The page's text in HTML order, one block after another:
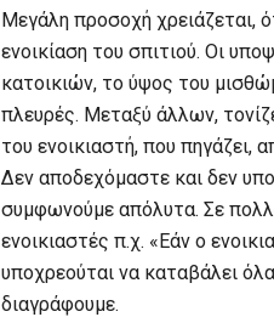
Μεγάλη προσοχή χρειάζεται,
ενοικίαση του σπιτιού. Οι
κατοικιών, το ύψος του
πλευρές. Μεταξύ άλλων,
του ενοικιαστή, που πηγάζει,
Δεν αποδεχόμαστε και δεν
συμφωνούμε απόλυτα. Σε
ενοικιαστές π.χ. «Εάν ο
υποχρεούται να καταβάλει
διαγράφουμε.